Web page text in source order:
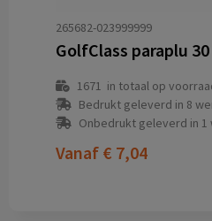
265682-023999999
GolfClass paraplu
1671 in totaal op
Bedrukt geleverd in 8
Onbedrukt geleverd in 1
Vanaf € 7,04